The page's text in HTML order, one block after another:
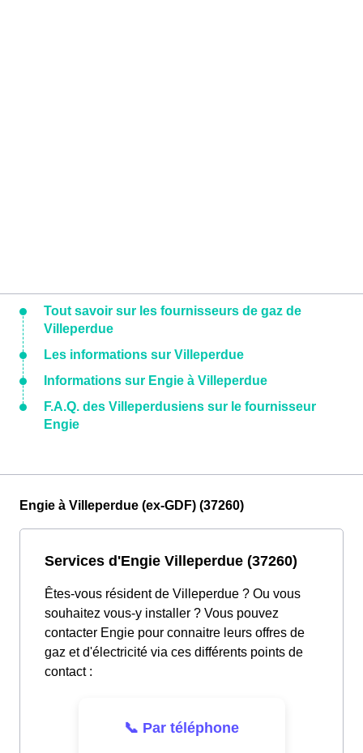
Tout savoir sur les fournisseurs de gaz de
Villeperdue
Les informations sur Villeperdue
Informations sur Engie à Villeperdue
F.A.Q. des Villeperdusiens sur le fournisseur
Engie
Engie à Villeperdue (ex-GDF) (37260)
Services d'Engie Villeperdue (37260)
Êtes-vous résident de Villeperdue ? Ou vous
souhaitez vous-y installer ? Vous pouvez
contacter Engie pour connaitre leurs offres de
gaz et d'électricité via ces différents points de
contact :
📞 Par téléphone